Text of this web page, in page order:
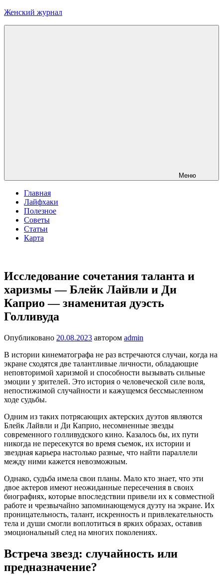
Перейти
Женский журнал
Меню
Главная
Лайфхаки
Полезное
Советы
Статьи
Карта
Исследование сочетания таланта и
харизмы — Блейк Лайвли и Ди
Каприо — знаменитая дуэсть
Голливуда
Опубликовано 20.08.2023 автором admin
В истории кинематографа не раз встречаются случаи, когда на
экране сходятся две талантливые личности, обладающие
неповторимой харизмой и способности вызывать сильные
эмоции у зрителей. Это история о человеческой силе воля,
непостижимой случайности и кажущемся бессмысленном
ходе судьбы.
Одним из таких потрясающих актерских дуэтов являются
Блейк Лайвли и Ди Каприо, несомненные звезды
современного голливудского кино. Казалось бы, их пути
никогда не пересекутся во время съемок, их истории и
звездная карьера настолько разные, что найти параллели
между ними кажется невозможным.
Однако, судьба имела свои планы. Мало кто знает, что эти
двое актеров имеют неожиданные пересечения в своих
биографиях, которые впоследствии привели их к совместной
работе и чрезвычайно запоминающемуся дуэту на экране. Их
проницательность, талант, искренность и привлекательность
тела и души смогли воплотиться в ярких образах, оставив
эмоциональный след на многих поколениях.
Встреча звезд: случайность или
предназначение?